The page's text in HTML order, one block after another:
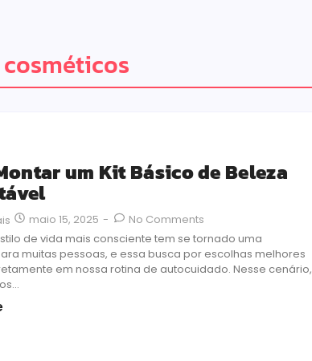
um Kit Básico de Beleza
maio 15, 2025 -
No Comments
de vida mais consciente tem se tornado uma
muitas pessoas, e essa busca por escolhas melhores
em nossa rotina de autocuidado. Nesse cenário,